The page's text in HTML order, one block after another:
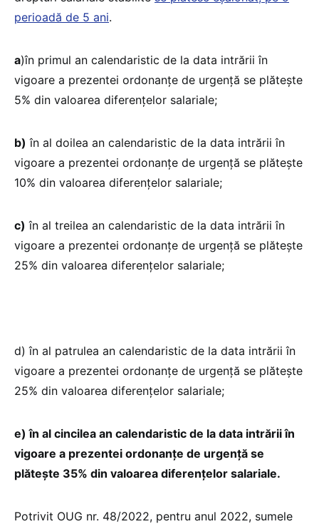
perioadă de 5 ani.
a)în primul an calendaristic de la data intrării în
vigoare a prezentei ordonanțe de urgență se plătește
5% din valoarea diferențelor salariale;
b) în al doilea an calendaristic de la data intrării în
vigoare a prezentei ordonanțe de urgență se plătește
10% din valoarea diferențelor salariale;
c) în al treilea an calendaristic de la data intrării în
vigoare a prezentei ordonanțe de urgență se plătește
25% din valoarea diferențelor salariale;
d) în al patrulea an calendaristic de la data intrării în
vigoare a prezentei ordonanțe de urgență se plătește
25% din valoarea diferențelor salariale;
e) în al cincilea an calendaristic de la data intrării în
vigoare a prezentei ordonanțe de urgență se
plătește 35% din valoarea diferențelor salariale.
Potrivit OUG nr. 48/2022, pentru anul 2022, sumele